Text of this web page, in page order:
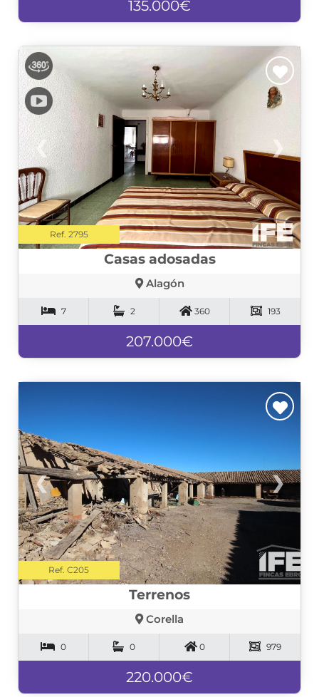
135.000€
❮ ❯
Ref. 2795
Casas adosadas
Alagón
7 2 360 193
207.000€
❮ ❯
Ref. C205
Terrenos
Corella
0 0 0 979
220.000€